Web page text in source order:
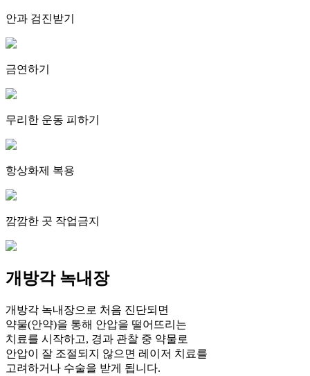
안과 검진받기
금연하기
무리한 운동 피하기
항상화제 복용
깜깜한 곳 작업금지
개방각 녹내장
개방각 녹내장으로 처음 진단되면
약물(안약)을 통해 안압을 떨어뜨리는
치료를 시작하고, 경과 관찰 중 약물로
안압이 잘 조절되지 않으면 레이저 치료를
고려하거나 수술을 받게 됩니다.